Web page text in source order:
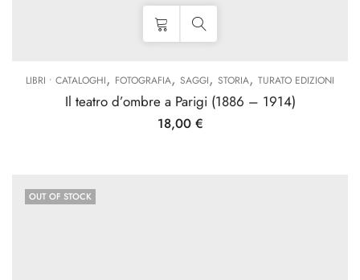
LIBRI • CATALOGHI, FOTOGRAFIA, SAGGI, STORIA, TURATO EDIZIONI
Il teatro d’ombre a Parigi (1886 – 1914)
18,00 €
OUT OF STOCK